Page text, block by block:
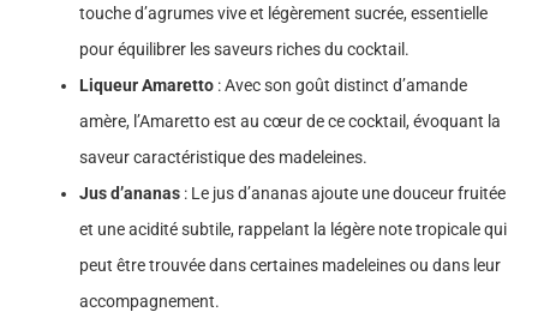
touche d’agrumes vive et légèrement sucrée, essentielle
pour équilibrer les saveurs riches du cocktail.
Liqueur Amaretto : Avec son goût distinct d’amande
amère, l’Amaretto est au cœur de ce cocktail, évoquant la
saveur caractéristique des madeleines.
Jus d’ananas : Le jus d’ananas ajoute une douceur fruitée
et une acidité subtile, rappelant la légère note tropicale qui
peut être trouvée dans certaines madeleines ou dans leur
accompagnement.